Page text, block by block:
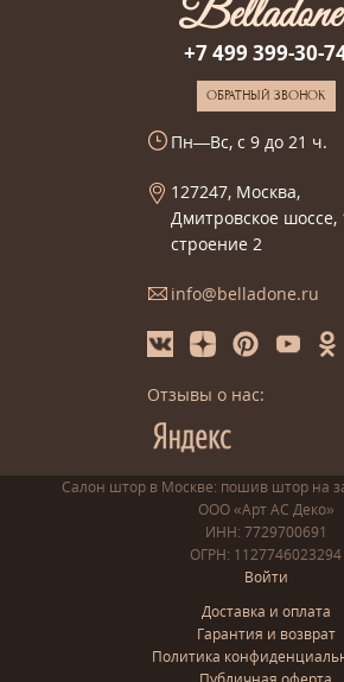
+7 499 399-30-
ОБРАТНЫЙ ЗВОНОК
Пн—Вс, с 9 до 21 ч.
127247, Москва,
Дмитровское шоссе,
строение 2
info@belladone.ru
Отзывы о нас:
Салон штор в Москве: пошив штор на
ООО «Арт АС Деко»
ИНН: 7729700691
ОГРН: 1127746023294
Войти
Доставка и оплата
Гарантия и возврат
Политика